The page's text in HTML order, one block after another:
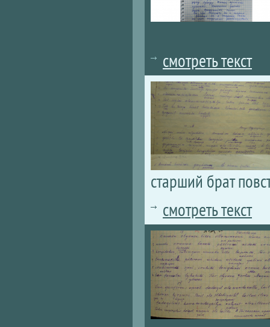
смотреть текст
старший брат
смотреть текст